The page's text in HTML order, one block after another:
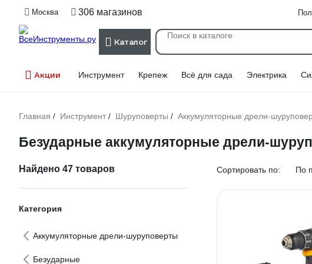
Москва 306 магазинов
Каталог
Акции Инструмент Крепеж Всё для сада Электрика
Главная / Инструмент / Шуруповерты / Аккумуляторные дрели-
Безударные аккумуляторные дрели-
Найдено 47 товаров
Категория
Аккумуляторные дрели-шуруповерты
Безударные
Сортировать по: По